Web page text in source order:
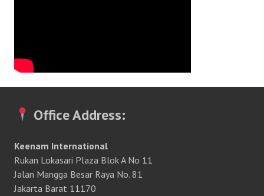
Office Address:
Keenam International
Rukan Lokasari Plaza Blok A No 11
Jalan Mangga Besar Raya No. 81
Jakarta Barat 11170